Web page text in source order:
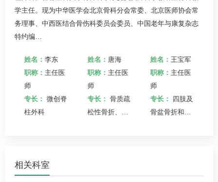
学主任。现为中华医学会北京骨科分会常委、北京医师协会常
务理事、中西医结合骨伤科委员会委员、中国老年与康复杂志
特约编…
姓名： 李东
职称： 主任医
师
专长： 微创脊
柱外科
姓名： 唐海
职称： 主任医
师
专长： 骨质疏
松性骨折、脊
腰椎退行性疾
姓名： 王宝军
职称： 主任医
师
专长：
四肢及
骨盆骨折和骨
相关科室